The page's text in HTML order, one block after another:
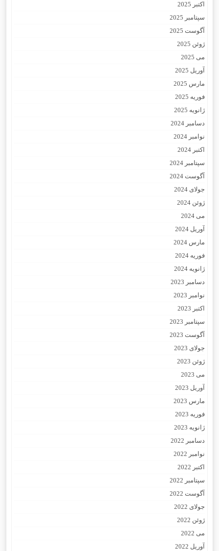
اکتبر 2025
سپتامبر 2025
آگوست 2025
ژوئن 2025
می 2025
آوریل 2025
مارس 2025
فوریه 2025
ژانویه 2025
دسامبر 2024
نوامبر 2024
اکتبر 2024
سپتامبر 2024
آگوست 2024
جولای 2024
ژوئن 2024
می 2024
آوریل 2024
مارس 2024
فوریه 2024
ژانویه 2024
دسامبر 2023
نوامبر 2023
اکتبر 2023
سپتامبر 2023
آگوست 2023
جولای 2023
ژوئن 2023
می 2023
آوریل 2023
مارس 2023
فوریه 2023
ژانویه 2023
دسامبر 2022
نوامبر 2022
اکتبر 2022
سپتامبر 2022
آگوست 2022
جولای 2022
ژوئن 2022
می 2022
آوریل 2022